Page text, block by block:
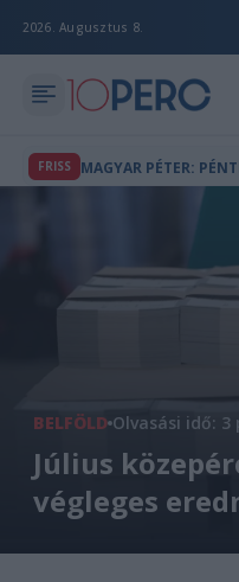
2026. Augusztus 8.
FRISS
BELFÖLD Olvasási idő: 3
Július
végleges